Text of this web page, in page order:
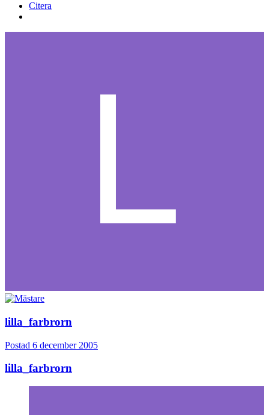
Citera
lilla_farbrorn
Postad 6 december 2005
lilla_farbrorn